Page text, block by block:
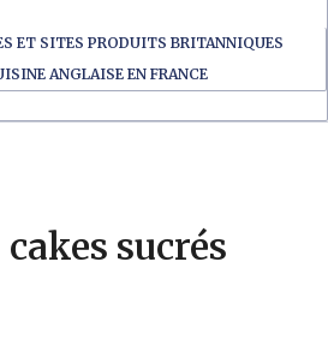
ET SITES PRODUITS BRITANNIQUES
ANGLAISE EN FRANCE
sucrés